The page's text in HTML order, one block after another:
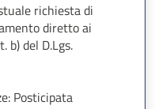
richiesta di
diretto ai
b) del D.Lgs.
Posticipata